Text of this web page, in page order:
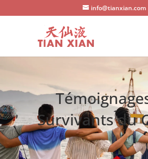
info@tianxian.com
Survivants du